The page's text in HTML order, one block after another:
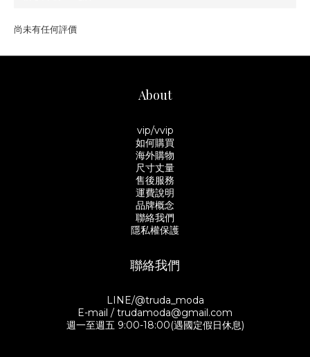
尚未有任何評價
About
vip/vvip
如何購買
海外購物
尺寸丈量
售後服務
運費說明
品牌概念
聯絡我們
隱私權保護
聯絡我們
LINE/@truda_moda
E-mail / trudamoda@gmail.com
週一至週五 9:00-18:00(遇國定假日休息)